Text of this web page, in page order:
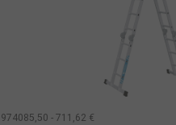
974085,50 - 711,62 €